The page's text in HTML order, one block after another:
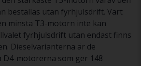
beställas utan fyrhjulsdrift. Värt
minsta T3-motorn inte kan
fyrhjulsdrift utan endast finns
Dieselvarianterna är de
D4-motorerna som ger 148